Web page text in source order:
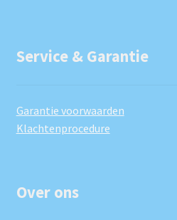
Service & Garantie
Garantie voorwaarden
Klachtenprocedure
Over ons